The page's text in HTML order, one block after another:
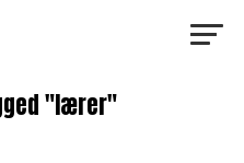
"lærer"